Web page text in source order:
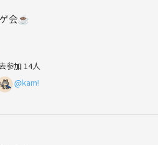
会☕️
参加 14人
@kam!